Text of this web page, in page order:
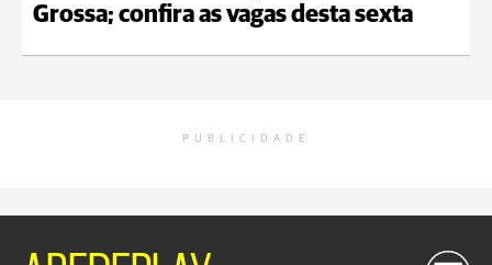
Grossa; confira as vagas desta sexta
PUBLICIDADE